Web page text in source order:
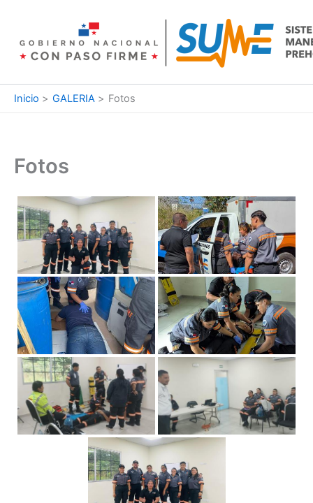
contenido
Inicio GALERIA Fotos
Fotos